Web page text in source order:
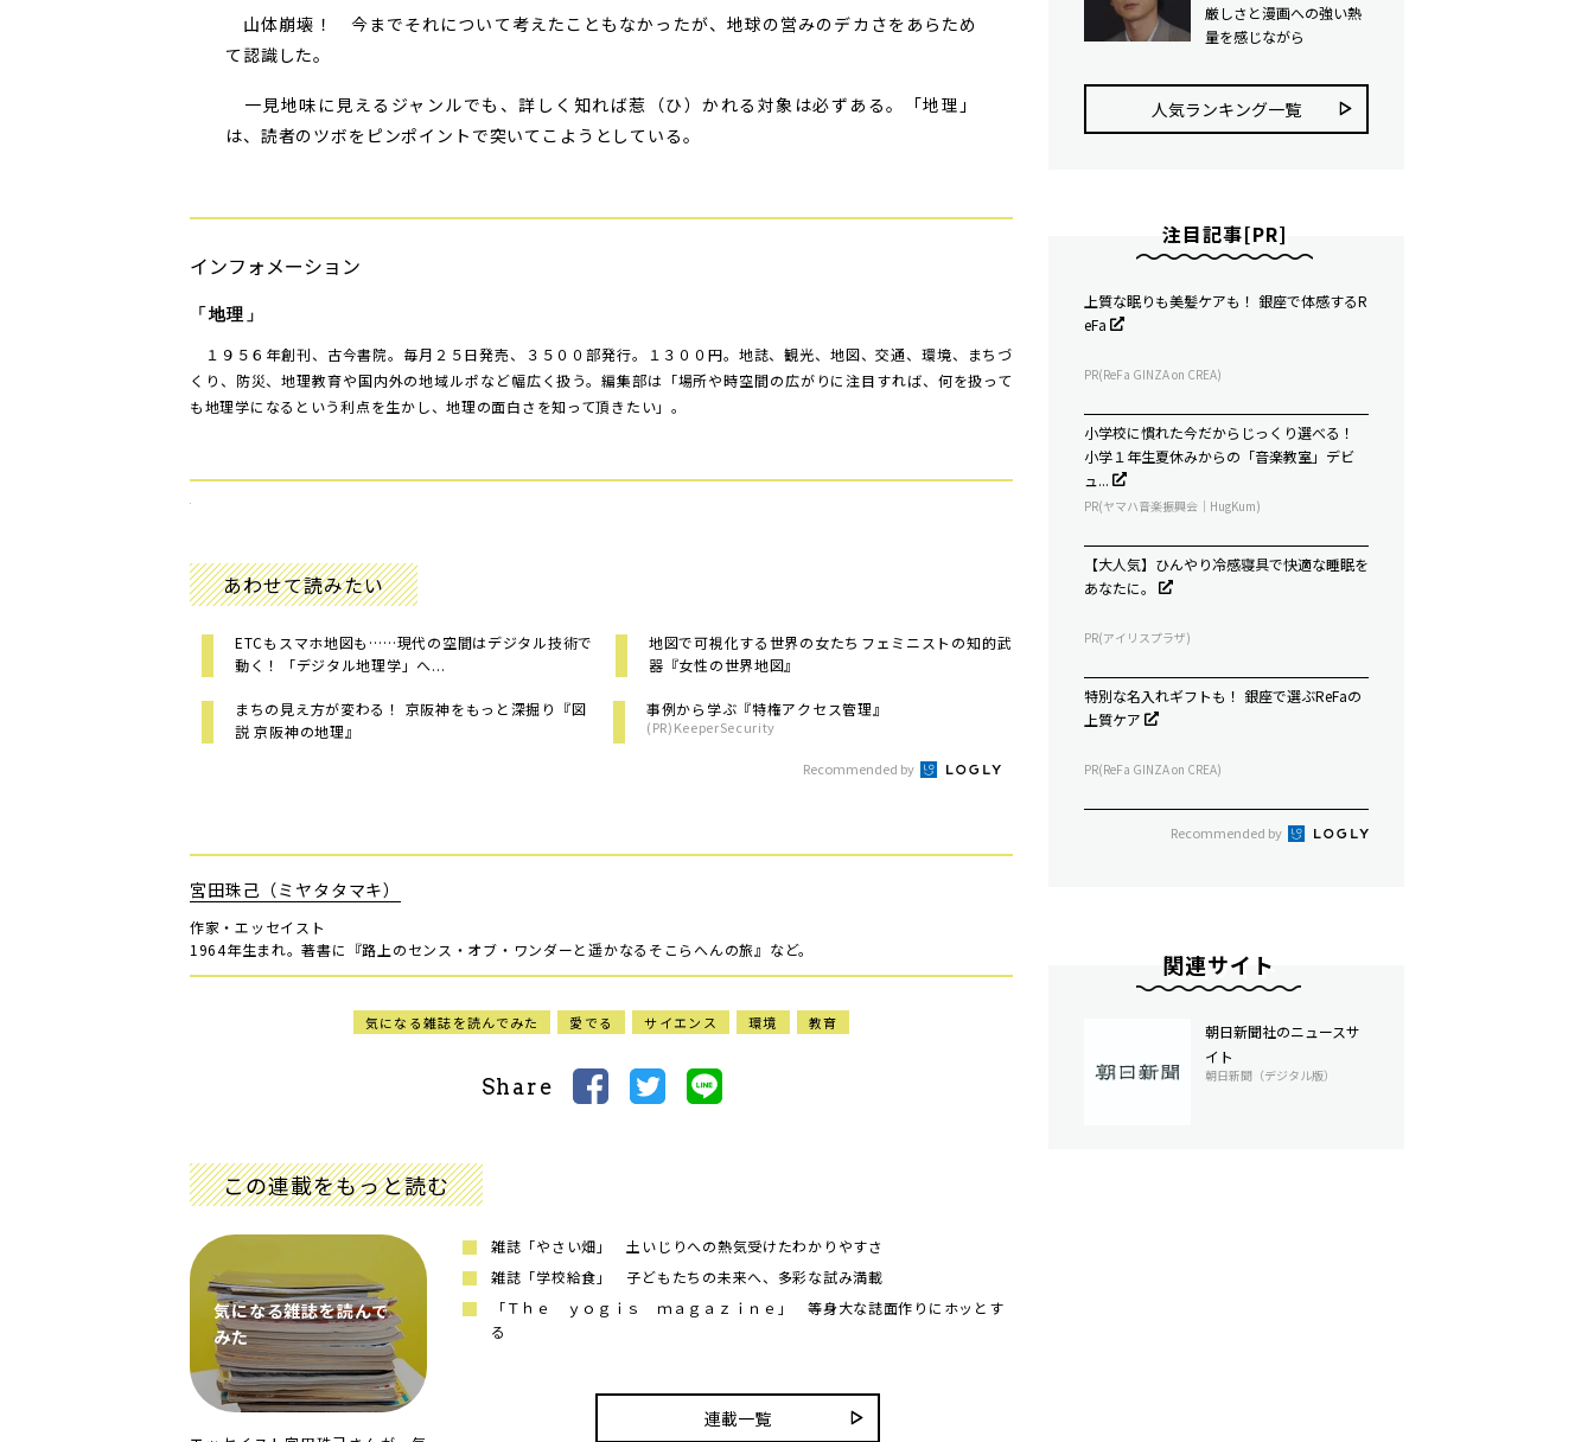
山体崩壊！ 今までそれについて考えたこともなかったが、地球の営みのデカさをあらため
て認識した。
一見地味に見えるジャンルでも、詳しく知れば惹（ひ）かれる対象は必ずある。「地理」
は、読者のツボをピンポイントで突いてこようとしている。
インフォメーション
「地理」
１９５６年創刊、古今書院。毎月２５日発売、３５００部発行。１３００円。地誌、観光、地図、交通、環境、まちづ
くり、防災、地理教育や国内外の地域ルポなど幅広く扱う。編集部は「場所や時空間の広がりに注目すれば、何を扱って
も地理学になるという利点を生かし、地理の面白さを知って頂きたい」。
あわせて読みたい
ETCもスマホ地図も……現代の空間はデジタル技術で
動く！――「デジタル地理学」へ...
地図で可視化する世界の女たち――フェミニストの知的武
器『女性の世界地図』
まちの見え方が変わる！ 京阪神をもっと深掘り『図
説 京阪神の地理』
事例から学ぶ『特権アクセス管理』
(PR)KeeperSecurity
Recommended by
宮田珠己（ミヤタタマキ）
作家・エッセイスト
1964年生まれ。著書に『路上のセンス・オブ・ワンダーと遥かなるそこらへんの旅』など。
気になる雑誌を読んでみた 愛でる サイエンス 環境 教育
Share
この連載をもっと読む
気になる雑誌を読んで
みた
雑誌「やさい畑」 土いじりへの熱気受けたわかりやすさ
雑誌「学校給食」 子どもたちの未来へ、多彩な試み満載
「Ｔｈｅ ｙｏｇｉｓ ｍａｇａｚｉｎｅ」 等身大な誌面作りにホッとす
る
連載一覧
厳しさと漫画への強い熱
量を感じながら
人気ランキング⼀覧
注目記事[PR]
上質な眠りも美髪ケアも！ 銀座で体感するR
eFa
PR(ReFa GINZA on CREA)
小学校に慣れた今だからじっくり選べる！
小学１年生夏休みからの「音楽教室」デビ
ュ...
PR(ヤマハ音楽振興会｜HugKum)
【大人気】ひんやり冷感寝具で快適な睡眠を
あなたに。
PR(アイリスプラザ)
特別な名入れギフトも！ 銀座で選ぶReFaの
上質ケア
PR(ReFa GINZA on CREA)
Recommended by
関連サイト
朝日新聞社のニュースサ
イト
朝日新聞（デジタル版）